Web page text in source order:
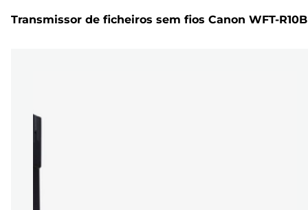
Transmissor de ficheiros sem fios Canon WFT-R10B